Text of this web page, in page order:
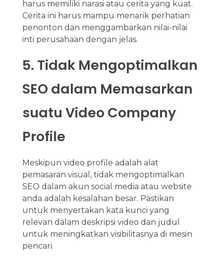
harus memiliki narasi atau cerita yang kuat.
Cerita ini harus mampu menarik perhatian
penonton dan menggambarkan nilai-nilai
inti perusahaan dengan jelas.
5. Tidak Mengoptimalkan
SEO dalam Memasarkan
suatu Video Company
Profile
Meskipun video profile adalah alat
pemasaran visual, tidak mengoptimalkan
SEO dalam akun social media atau website
anda adalah kesalahan besar. Pastikan
untuk menyertakan kata kunci yang
relevan dalam deskripsi video dan judul
untuk meningkatkan visibilitasnya di mesin
pencari.